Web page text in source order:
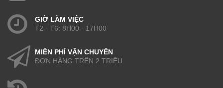
GIỜ LÀM VIỆC
T2 - T6: 8H00 - 17H00
MIỄN PHÍ VẬN CHUYỂN
ĐƠN HÀNG TRÊN 2 TRIỆU